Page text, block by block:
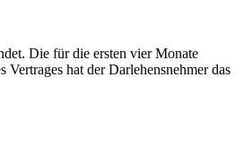
Die für die ersten vier Monate
hat der Darlehensnehmer das